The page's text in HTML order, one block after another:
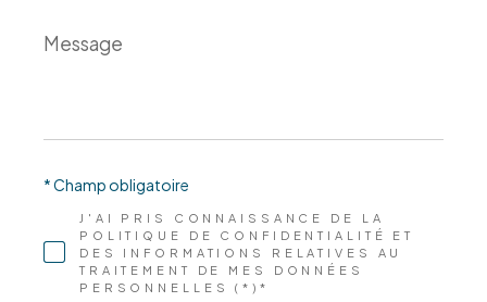
Message
*
J'AI PRIS CONNAISSANCE DE LA
POLITIQUE DE CONFIDENTIALITÉ ET
DES INFORMATIONS RELATIVES AU
TRAITEMENT DE MES DONNÉES
PERSONNELLES (*)*
* Champ obligatoire